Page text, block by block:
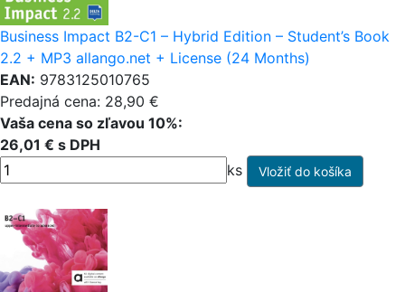
Business Impact B2-C1 – Hybrid Edition – Student’s Book
2.2 + MP3 allango.net + License (24 Months)
EAN: 9783125010765
Predajná cena: 28,90 €
Vaša cena so zľavou 10%:
26,01 € s DPH
ks